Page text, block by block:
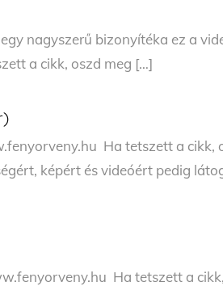
nagyszerű bizonyítéka ez a
a cikk, oszd meg […]
Ha tetszett a cikk,
képért és videóért pedig
Ha tetszett a